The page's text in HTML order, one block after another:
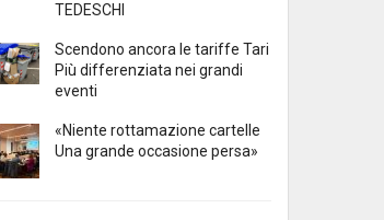
TEDESCHI
Scendono ancora le tariffe Tari
Più differenziata nei grandi
eventi
«Niente rottamazione cartelle
Una grande occasione persa»